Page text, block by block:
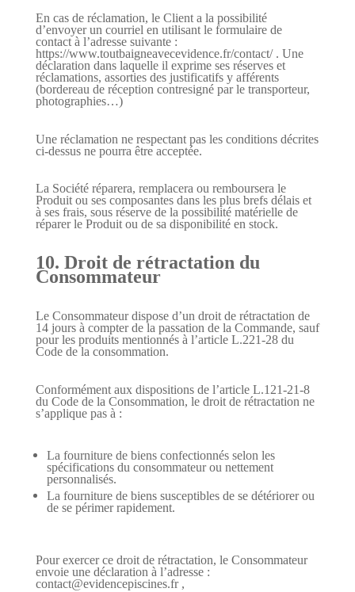
En cas de réclamation, le Client a la possibilité
d’envoyer un courriel en utilisant le formulaire de
contact à l’adresse suivante :
https://www.toutbaigneavecevidence.fr/contact/ . Une
déclaration dans laquelle il exprime ses réserves et
réclamations, assorties des justificatifs y afférents
(bordereau de réception contresigné par le transporteur,
photographies…)
Une réclamation ne respectant pas les conditions décrites
ci-dessus ne pourra être acceptée.
La Société réparera, remplacera ou remboursera le
Produit ou ses composantes dans les plus brefs délais et
à ses frais, sous réserve de la possibilité matérielle de
réparer le Produit ou de sa disponibilité en stock.
10. Droit de rétractation du
Consommateur
Le Consommateur dispose d’un droit de rétractation de
14 jours à compter de la passation de la Commande, sauf
pour les produits mentionnés à l’article L.221-28 du
Code de la consommation.
Conformément aux dispositions de l’article L.121-21-8
du Code de la Consommation, le droit de rétractation ne
s’applique pas à :
La fourniture de biens confectionnés selon les
spécifications du consommateur ou nettement
personnalisés.
La fourniture de biens susceptibles de se détériorer ou
de se périmer rapidement.
Pour exercer ce droit de rétractation, le Consommateur
envoie une déclaration à l’adresse :
contact@evidencepiscines.fr ,